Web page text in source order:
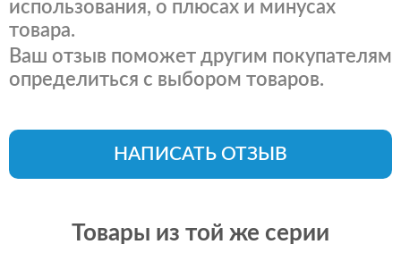
использования, о плюсах и минусах
товара.
Ваш отзыв поможет другим покупателям
определиться с выбором товаров.
НАПИСАТЬ ОТЗЫВ
Товары из той же серии